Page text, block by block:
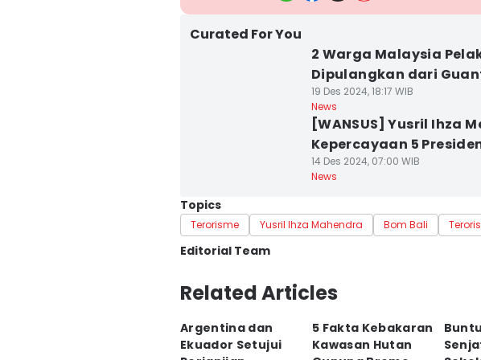
Curated For You
2 Warga Malaysia
Dipulangkan dari
19 Des 2024, 18:17 WIB
News
[WANSUS] Yusril Ihza
Kepercayaan 5
14 Des 2024, 07:00 WIB
News
Topics
Terorisme Yusril Ihza Mahendra Bom Bali Teroris
Editorial Team
Editor
Aryodamar
Editor
Dwifantya Aquina
Related Articles
Argentina dan
Ekuador Setujui
5 Fakta Kebakaran
Kawasan Hutan